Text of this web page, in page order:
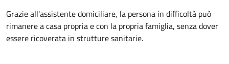
Grazie all'assistente domiciliare, la persona in difficoltà può
rimanere a casa propria e con la propria famiglia, senza dover
essere ricoverata in strutture sanitarie.